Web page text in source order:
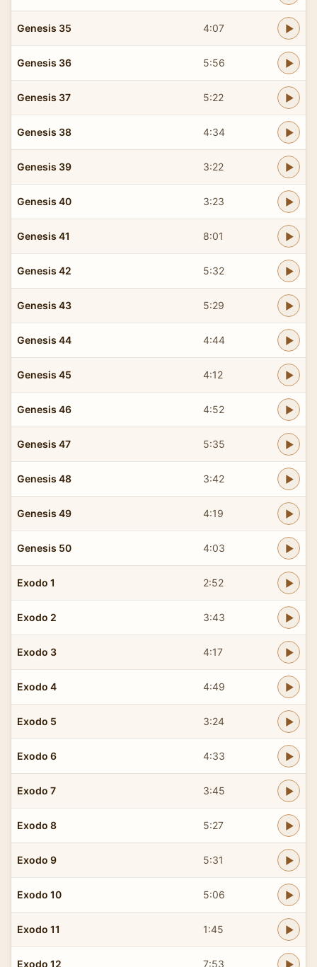
Genesis 35 4:07
Genesis 36 5:56
Genesis 37 5:22
Genesis 38 4:34
Genesis 39 3:22
Genesis 40 3:23
Genesis 41 8:01
Genesis 42 5:32
Genesis 43 5:29
Genesis 44 4:44
Genesis 45 4:12
Genesis 46 4:52
Genesis 47 5:35
Genesis 48 3:42
Genesis 49 4:19
Genesis 50 4:03
Exodo 1 2:52
Exodo 2 3:43
Exodo 3 4:17
Exodo 4 4:49
Exodo 5 3:24
Exodo 6 4:33
Exodo 7 3:45
Exodo 8 5:27
Exodo 9 5:31
Exodo 10 5:06
Exodo 11 1:45
Exodo 12 7:53